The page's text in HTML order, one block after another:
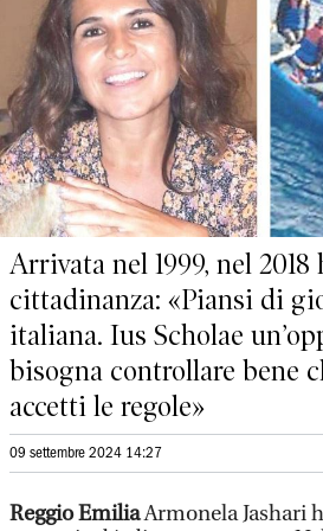
Arrivata nel 1999, nel
cittadinanza: «Piansi di
italiana. Ius Scholae
bisogna controllare bene
accetti le regole»
09 settembre 2024 14:27
Reggio EmiliaArmonela Jashari